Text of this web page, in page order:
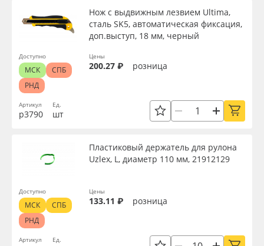
Артикул
р3790
Нож с выдвижным лезвием Ultima,
сталь SK5, автоматическая фиксация,
доп.выступ, 18 мм, черный
Ед.
шт
Цены
200.27 ₽ розница
Доступно
МСК
СПБ
РНД
Артикул
Пластиковый держатель для рулона
Uzlex, L, диаметр 110 мм, 21912129
Ед.
Цены
133.11 ₽ розница
Доступно
МСК
СПБ
РНД